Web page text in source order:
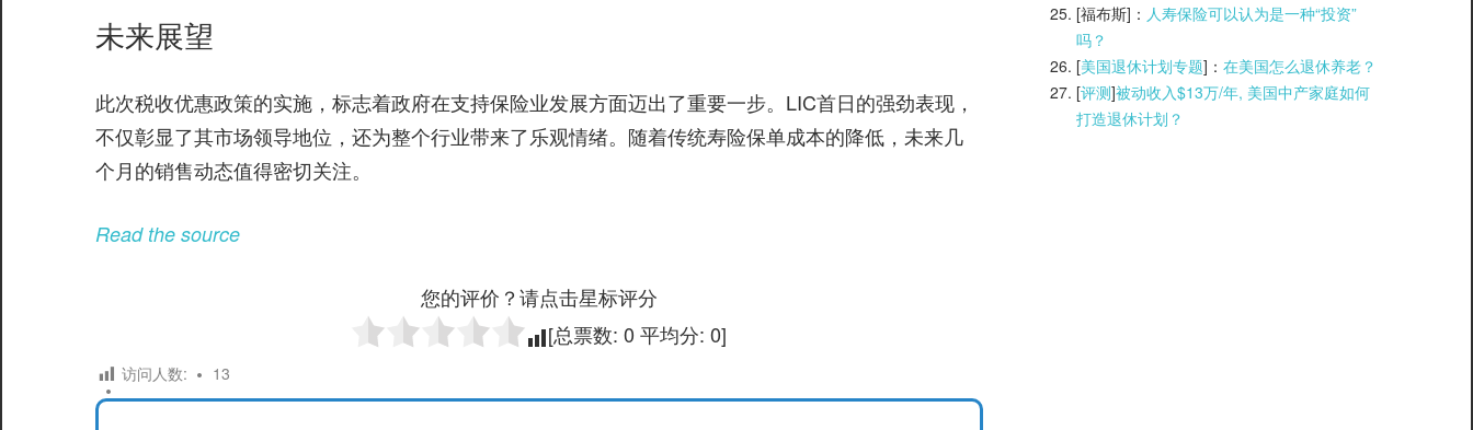
未来展望
此次税收优惠政策的实施，标志着政府在支持保险业发展方面迈出了重要一步。LIC首日的强劲表现，
不仅彰显了其市场领导地位，还为整个行业带来了乐观情绪。随着传统寿险保单成本的降低，未来几
个月的销售动态值得密切关注。
Read the source
您的评价？请点击星标评分
[总票数:0 平均分:0]
访问人数: 13
[福布斯]： 人寿保险可以认为是一种“投资”
吗？
[美国退休计划专题]： 在美国怎么退休养老？
[评测]被动收入$13万/年, 美国中产家庭如何
打造退休计划？